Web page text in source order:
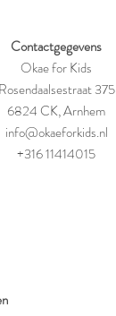
Contactgegevens
Okae for Kids
Rosendaalsestraat 375
6824 CK, Arnhem
info@okaeforkids.nl
+316 11414015